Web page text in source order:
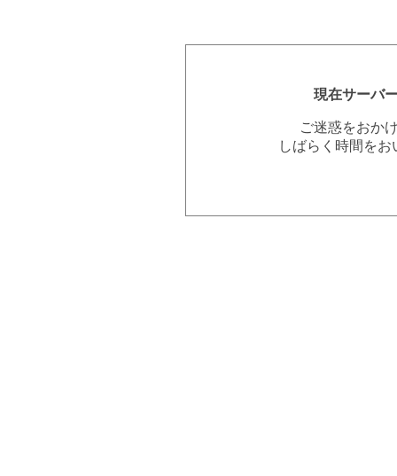
現在サーバ
ご迷惑をおか
しばらく時間を